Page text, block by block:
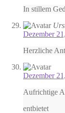
In stillem
Dezember
Herzliche
Dezember
Aufrichtige
entbietet